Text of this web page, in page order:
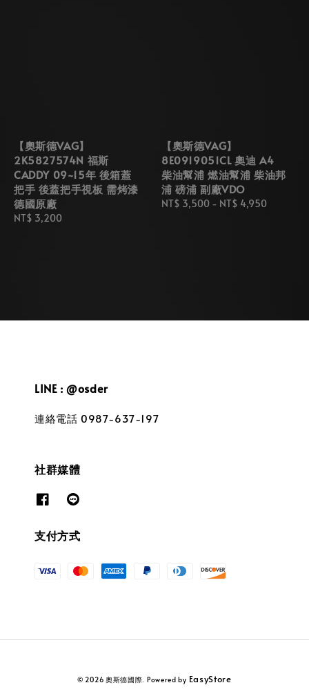
【奧斯德VAG】
2K5827574N 福斯
CADDY 09~15年 後箱蓋
把手 後蓋把手視板 需烤漆
德國原廠
Regular
NT$ 3,200
【奧斯德VAG】
8E0919051CL 奧迪 A4
柴油幫浦 燃油幫浦 柴油邦
浦 磅浦 副廠VDO
Regular
NT$ 3,500 - NT$ 4,950
LINE : @osder
連絡電話 0987-637-197
社群媒體
支付方式
© 2026 奧斯德國際. Powered by EasyStore